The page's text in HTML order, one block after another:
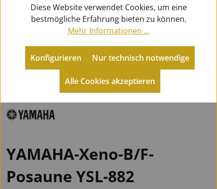
Metallblasinstrumente
Tenorposaunen mit Quartventil
YAMAHA-Xeno-B/F-
Posaune YSL-882
Diese Website verwendet Cookies, um eine
bestmögliche Erfahrung bieten zu können.
Mehr Informationen ...
Konfigurieren
Alle Cookies akzeptieren
Nur technisch notwendige